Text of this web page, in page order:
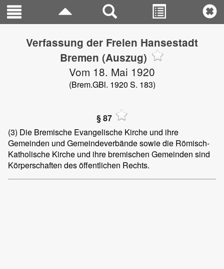
Verfassung der Freien Hansestadt
Bremen (Auszug)
Vom 18. Mai 1920
(Brem.GBl. 1920 S. 183)
§ 87
(3) Die Bremische Evangelische Kirche und ihre
Gemeinden und Gemeindeverbände sowie die Römisch-
Katholische Kirche und ihre bremischen Gemeinden sind
Körperschaften des öffentlichen Rechts.